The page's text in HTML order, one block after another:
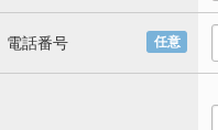
任意
電話番号